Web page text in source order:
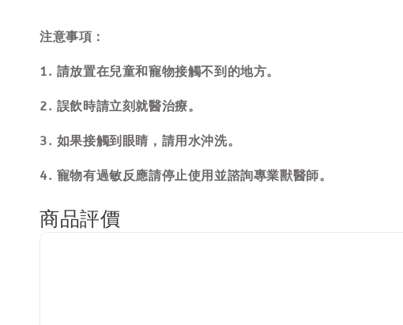
注意事項：
1. 請放置在兒童和寵物接觸不到的地方。
2. 誤飲時請立刻就醫治療。
3. 如果接觸到眼睛，請用水沖洗。
4. 寵物有過敏反應請停止使用並諮詢專業獸醫師。
商品評價